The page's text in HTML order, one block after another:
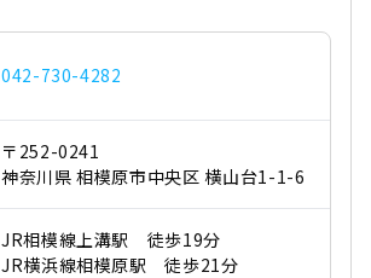
042-730-4282
〒252-0241
神奈川県 相模原市中央区 横山台1-1-6
JR相模線上溝駅 徒歩19分
JR横浜線相模原駅 徒歩21分